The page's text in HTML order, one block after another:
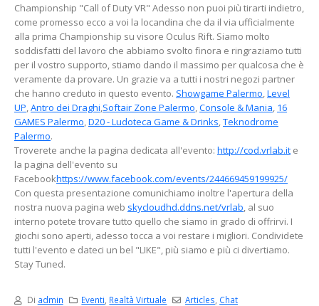
Championship "Call of Duty VR" Adesso non puoi più tirarti indietro,
come promesso ecco a voi la locandina che da il via ufficialmente
alla prima Championship su visore Oculus Rift. Siamo molto
soddisfatti del lavoro che abbiamo svolto finora e ringraziamo tutti
per il vostro supporto, stiamo dando il massimo per qualcosa che è
veramente da provare. Un grazie va a tutti i nostri negozi partner
che hanno creduto in questo evento. Showgame Palermo Level
UP Antro dei Draghi Softair Zone Palermo Console & Mania 16
GAMES Palermo D20 - Ludoteca Game & Drinks Teknodrome
Palermo.
Troverete anche la pagina dedicata all'evento: http://cod.vrlab.it e
la pagina dell'evento su
Facebookhttps://www.facebook.com/events/244669459199925/
Con questa presentazione comunichiamo inoltre l'apertura della
nostra nuova pagina web skycloudhd.ddns.net/vrlab , al suo
interno potete trovare tutto quello che siamo in grado di offrirvi. I
giochi sono aperti, adesso tocca a voi restare i migliori. Condividete
tutti l'evento e dateci un bel "LIKE", più siamo e più ci divertiamo.
Stay Tuned.
Di admin Eventi Realtà Virtuale Articles Chat